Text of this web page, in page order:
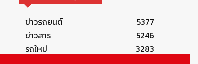
ข่าวรถยนต์
5377
ข่าวสาร
5246
รถใหม่
3283